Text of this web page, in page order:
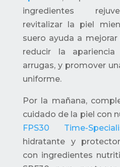
ingredientes
revitalizar la piel
suero ayuda a
reducir la
arrugas, y promover
uniforme.
Por la mañana,
cuidado de la piel con
FPS30 Time-
hidratante y
con ingredientes